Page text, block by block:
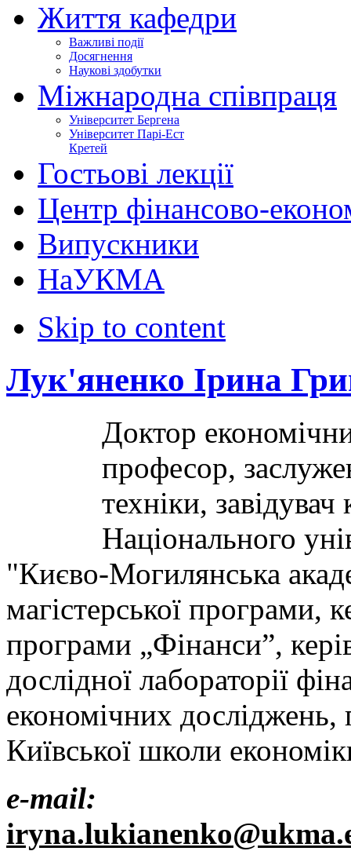
Життя кафедри
Важливі події
Досягнення
Наукові здобутки
Міжнародна співпраця
Університет Бергена
Університет Парі-Ест
Кретей
Гостьові лекції
Центр фінансово-
Випускники
НаУКМА
Skip to content
Лук'яненко Ірина
Доктор
професор,
техніки,
Національного
"Києво-Могилянська
магістерської програми,
програми „Фінанси”,
дослідної лабораторії
економічних досліджень,
Київської школи
e-mail: